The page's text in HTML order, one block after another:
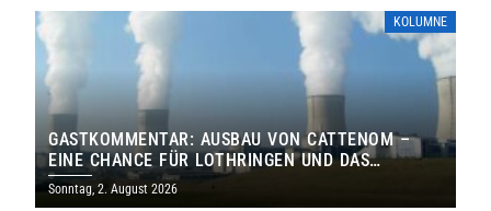
KOLUMNE
GASTKOMMENTAR: AUSBAU VON CATTENOM –
EINE CHANCE FÜR LOTHRINGEN UND DAS
SAARLAND
Sonntag, 2. August 2026